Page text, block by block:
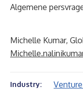
Algemene
Michelle Kumar,
Industry: